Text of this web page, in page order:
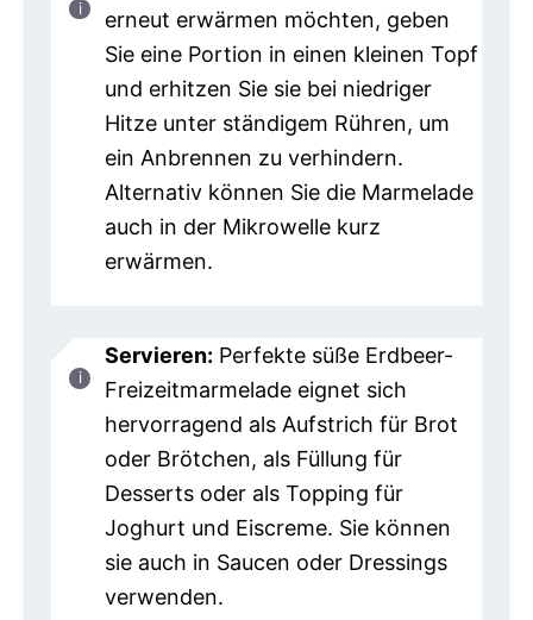
erneut erwärmen möchten, geben
Sie eine Portion in einen kleinen Topf
und erhitzen Sie sie bei niedriger
Hitze unter ständigem Rühren, um
ein Anbrennen zu verhindern.
Alternativ können Sie die Marmelade
auch in der Mikrowelle kurz
erwärmen.
Servieren: Perfekte süße Erdbeer-
Freizeitmarmelade eignet sich
hervorragend als Aufstrich für Brot
oder Brötchen, als Füllung für
Desserts oder als Topping für
Joghurt und Eiscreme. Sie können
sie auch in Saucen oder Dressings
verwenden.